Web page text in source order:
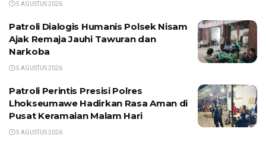
5 AGUSTUS 2026
Patroli Dialogis Humanis Polsek Nisam
Ajak Remaja Jauhi Tawuran dan
Narkoba
5 AGUSTUS 2026
Patroli Perintis Presisi Polres
Lhokseumawe Hadirkan Rasa Aman di
Pusat Keramaian Malam Hari
5 AGUSTUS 2026